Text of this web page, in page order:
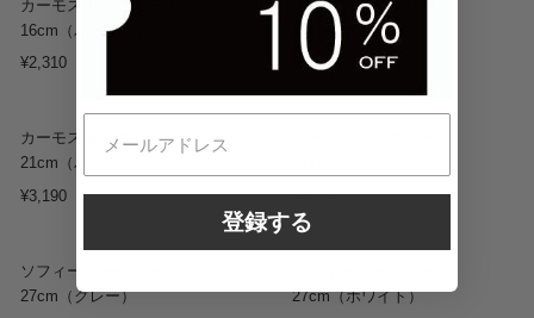
カーモス 切立プレート
16cm（パープル）
¥2,310
カーモス 切立プレート
16cm（ホワイト）
¥2,310
カーモス 切立プレート
21cm（パープル）
¥3,190
¥3,190
ソフィー クープボール
27cm（グレー）
27cm（ホワイト）
登録する